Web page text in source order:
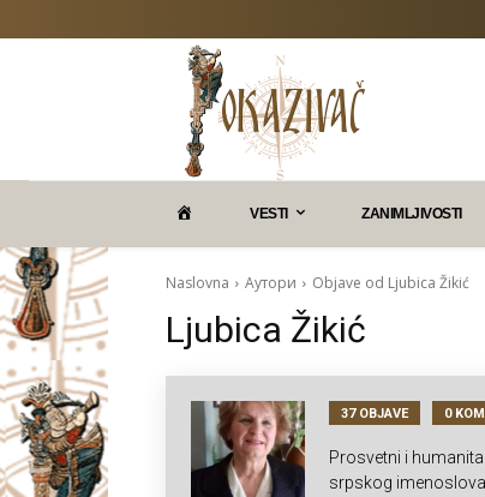
O
K
Z
VESTI ZANIMLJIVOSTI
Naslovna Аутори Objave od Ljubica Žikić
Ljubica Žikić
37 OBJAVE 0
Prosvetni i
srpskog